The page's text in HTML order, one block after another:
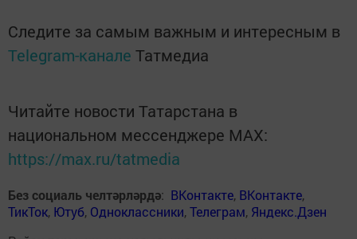
Следите за самым важным и интересным в
Telegram-канале Татмедиа
Читайте новости Татарстана в
национальном мессенджере MАХ:
https://max.ru/tatmedia
Без социаль челтәрләрдә: ВКонтакте, ВКонтакте,
ТикТок, Ютуб, Одноклассники,Телеграм, Яндекс.Дзен